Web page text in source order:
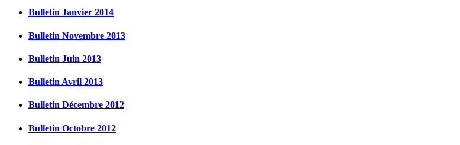
Bulletin Janvier 2014
Bulletin Novembre 2013
Bulletin Juin 2013
Bulletin Avril 2013
Bulletin Décembre 2012
Bulletin Octobre 2012